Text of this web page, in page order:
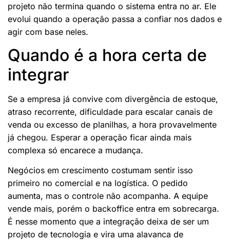
projeto não termina quando o sistema entra no ar. Ele
evolui quando a operação passa a confiar nos dados e
agir com base neles.
Quando é a hora certa de
integrar
Se a empresa já convive com divergência de estoque,
atraso recorrente, dificuldade para escalar canais de
venda ou excesso de planilhas, a hora provavelmente
já chegou. Esperar a operação ficar ainda mais
complexa só encarece a mudança.
Negócios em crescimento costumam sentir isso
primeiro no comercial e na logística. O pedido
aumenta, mas o controle não acompanha. A equipe
vende mais, porém o backoffice entra em sobrecarga.
É nesse momento que a integração deixa de ser um
projeto de tecnologia e vira uma alavanca de